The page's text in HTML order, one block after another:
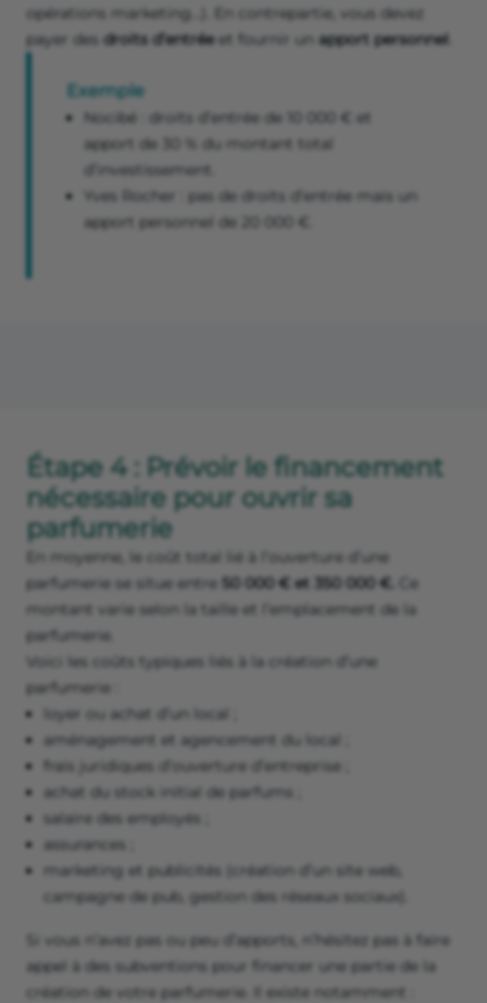
opérations marketing…). En contrepartie, vous devez
payer des droits d’entréeet fournir un apport personnel
Exemple
Nocibé : droits d’entrée de 10 000 € et
apport de 30 % du montant total
d’investissement.
Yves Rocher : pas de droits d’entrée mais un
apport personnel de 20 000 €.
Étape 4 : Prévoir le financement
nécessaire pour ouvrir sa
parfumerie
En moyenne, le coût total lié à l’ouverture d’une
parfumerie se situe entre 50 000 € et 350 000 €.
Ce
montant varie selon la taille et l’emplacement de la
parfumerie.
Voici les coûts typiques liés à la création d’une
parfumerie :
loyer ou achat d’un local ;
aménagement et agencement du local ;
frais juridiques d’ouverture d’entreprise ;
achat du stock initial de parfums ;
salaire des employés ;
assurances ;
marketing et publicités (création d’un site web,
campagne de pub, gestion des réseaux sociaux).
Si vous n’avez pas ou peu d’apports, n’hésitez pas à faire
appel à des subventions pour financer une partie de la
création de votre parfumerie. Il existe notamment :